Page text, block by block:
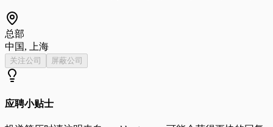
总部
中国, 上海
关注公司 屏蔽公司
应聘小贴士